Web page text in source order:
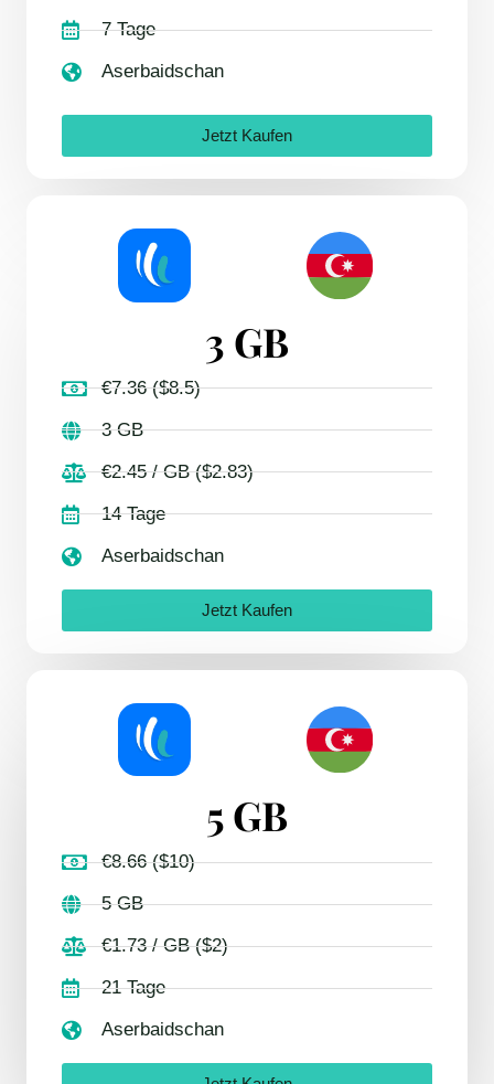
7 Tage
Aserbaidschan
Jetzt Kaufen
3 GB
€7.36 ($8.5)
3 GB
€2.45 / GB ($2.83)
14 Tage
Aserbaidschan
Jetzt Kaufen
5 GB
€8.66 ($10)
5 GB
€1.73 / GB ($2)
21 Tage
Aserbaidschan